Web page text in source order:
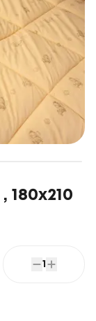
180x210
1